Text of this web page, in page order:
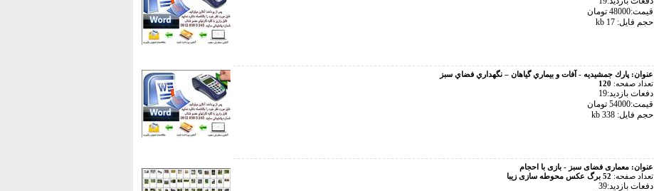
قیمت:48000 تومان
حجم فایل: 17 kb
عنوان: پارك جمشيديه - آفات و بيماري گياهان – نگهداري فضاي سبز
تعداد صفحه: 120
دفعات بازدید:19
قیمت:54000 تومان
حجم فایل: 338 kb
عنوان: معماری فضای سبز - بازی با احجام
تعداد صفحه: 52 برگ عکس محوطه سازی زیبا
دفعات بازدید:39